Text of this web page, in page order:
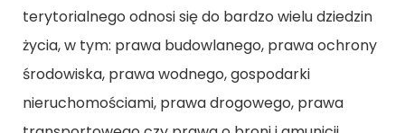
terytorialnego odnosi się do bardzo wielu dziedzin
życia, w tym: prawa budowlanego, prawa ochrony
środowiska, prawa wodnego, gospodarki
nieruchomościami, prawa drogowego, prawa